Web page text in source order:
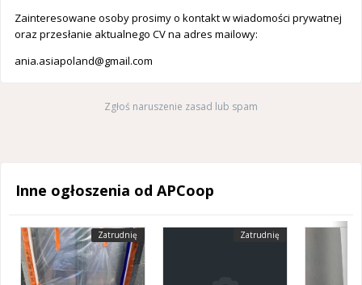
Zainteresowane osoby prosimy o kontakt w wiadomości prywatnej
oraz przesłanie aktualnego CV na adres mailowy:
ania.asiapoland@gmail.com
Zgłoś naruszenie zasad lub spam
Inne ogłoszenia od APCoop
Zatrudnię Zatrudnię